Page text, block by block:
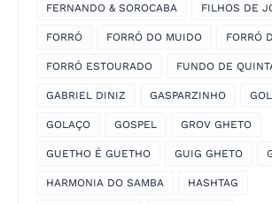
FERNANDO & SOROCABA FILHOS DE
FORRÓ FORRÓ DO MUIDO FORRÓ
FORRÓ ESTOURADO FUNDO DE
GABRIEL DINIZ GASPARZINHO
GOLAÇO GOSPEL GROV GHETO
GUETHO É GUETHO GUIG GHETO
HARMONIA DO SAMBA HASHTAG